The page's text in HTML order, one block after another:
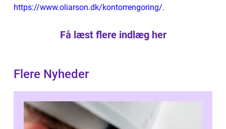
https://www.oliarson.dk/kontorrengoring/.
Få læst flere indlæg her
Flere Nyheder